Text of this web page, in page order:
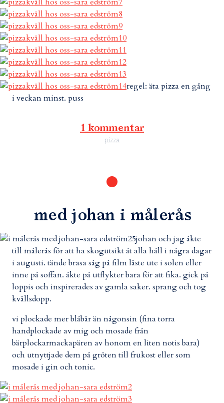
regel: äta pizza en gång
i veckan minst. puss
1 kommentar
pizza
med johan i målerås
johan och jag åkte
till målerås för att ha skogutsikt åt alla håll i några dagar
i augusti. tände brasa såg på film läste ute i solen eller
inne på soffan. åkte på utflykter bara för att fika. gick på
loppis och inspirerades av gamla saker. sprang och tog
kvällsdopp.
vi plockade mer blåbär än någonsin (fina torra
handplockade av mig och mosade från
bärplockarmackapären av honom en liten notis bara)
och utnyttjade dem på gröten till frukost eller som
mosade i gin och tonic.